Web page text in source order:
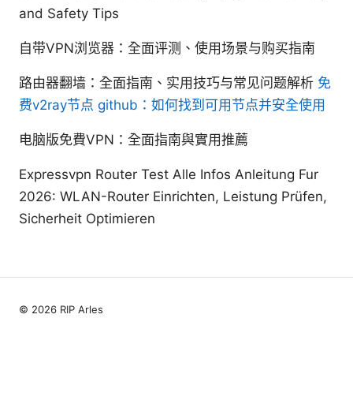
and Safety Tips
自带VPN浏览器：全面评测、使用场景与购买指南
路由器翻墙：全面指南、实用技巧与常见问题解析 免
费v2ray节点 github：如何找到可用节点并安全使用
电脑版免費VPN：全面指南與實用推薦
Expressvpn Router Test Alle Infos Anleitung Fur
2026: WLAN-Router Einrichten, Leistung Prüfen,
Sicherheit Optimieren
© 2026 RIP Arles